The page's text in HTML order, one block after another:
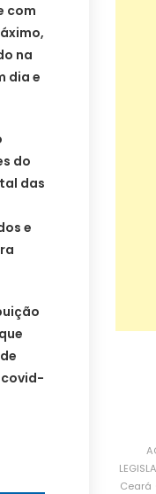
com
na
dia e
do
das
e
Ceará